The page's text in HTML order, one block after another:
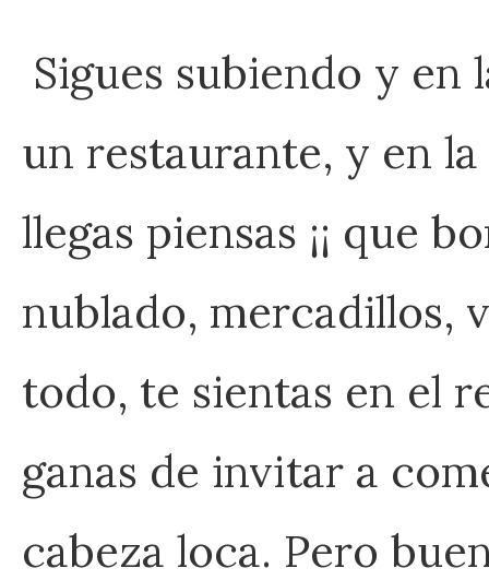
Sigues subiendo y
un restaurante, y en
llegas piensas ¡¡ que
nublado, mercadillos,
todo, te sientas en el
ganas de invitar a
cabeza loca. Pero